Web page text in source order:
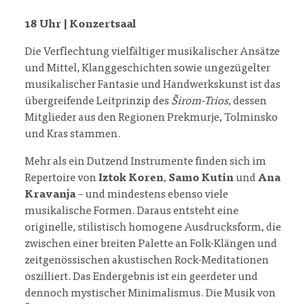
18 Uhr | Konzertsaal
Die Verflechtung vielfältiger musikalischer Ansätze
und Mittel, Klanggeschichten sowie ungezügelter
musikalischer Fantasie und Handwerkskunst ist das
übergreifende Leitprinzip des Širom-Trios, dessen
Mitglieder aus den Regionen Prekmurje, Tolminsko
und Kras stammen.
Mehr als ein Dutzend Instrumente finden sich im
Repertoire vonIztok Koren, Samo KutinundAna
Kravanja– und mindestens ebenso viele
musikalische Formen. Daraus entsteht eine
originelle, stilistisch homogene Ausdrucksform, die
zwischen einer breiten Palette an Folk-Klängen und
zeitgenössischen akustischen Rock-Meditationen
oszilliert. Das Endergebnis ist ein geerdeter und
dennoch mystischer Minimalismus. Die Musik von